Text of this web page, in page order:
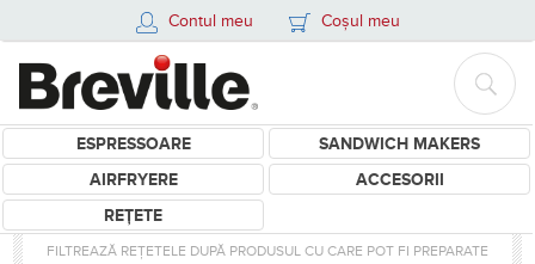
Contul meu Coșul meu
ESPRESSOARE
SANDWICH MAKERS
AIRFRYERE
ACCESORII
REȚETE
FILTREAZĂ REȚETELE DUPĂ PRODUSUL CU CARE POT FI PREPARATE